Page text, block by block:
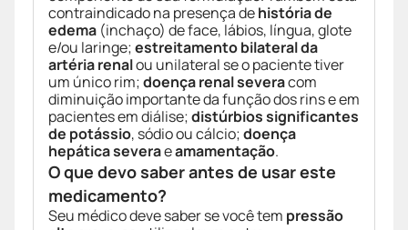
contraindicado na presença dehistória de
edema (inchaço) de face, lábios, língua, glote
e/ou laringe;estreitamento bilateral da
artéria renalou unilateral se o paciente tiver
um único rim;doença renal severacom
diminuição importante da função dos rins e em
pacientes em diálise;distúrbios significantes
de potássio, sódio ou cálcio;doença
hepática severaeamamentação.
O que devo saber antes de usar este
medicamento?
Seu médico deve saber se você tem pressão